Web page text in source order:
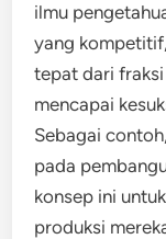
ilmu
yang
tepat dari
mencapai
Sebagai
pada
konsep ini
produksi